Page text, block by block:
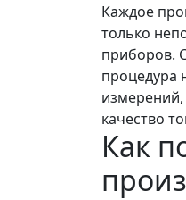
Каждое
только
приборов.
процедура
качество
Как